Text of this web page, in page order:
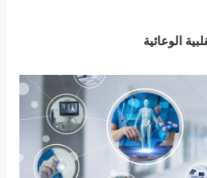
الوعائية